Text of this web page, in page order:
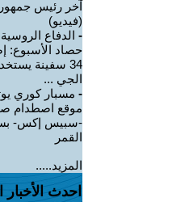
آخر رئيس
(فيديو)
- الدفاع
حصاد الأسبوع:
34 سفينة
الجي ...
- مسبار كوري
موقع اصطدام
-سبيس إكس-
القمر
المزيد.....
احدث الأخبار